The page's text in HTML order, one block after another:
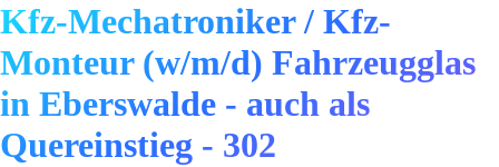
Kfz-Mechatroniker / Kfz-
Monteur (w/m/d) Fahrzeugglas
in Eberswalde - auch als
Quereinstieg - 302